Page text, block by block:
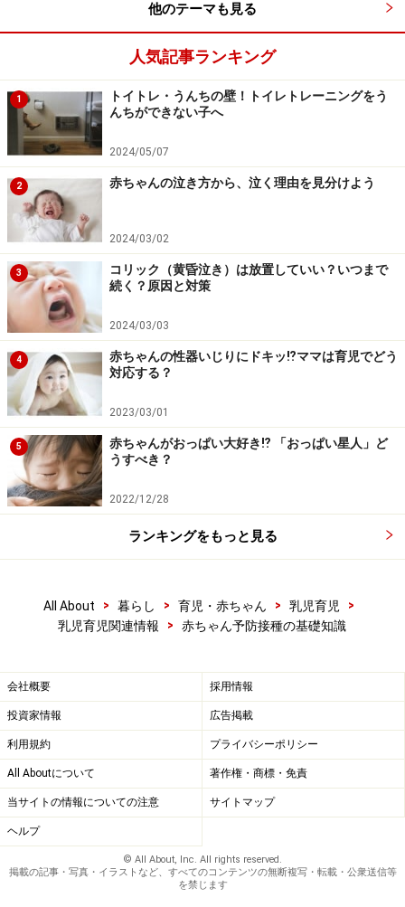
※記事内容は執筆時点のものです。最新の内容をご確認くださ
い。
※乳幼児の発育には個人差があります。記事内容は全ての乳幼児
への有効性を保証するものではありません。気になる徴候が見ら
れる場合は、自己判断せず、必ず医療機関に相談してください。
1/2 次のページへ
他のテーマも見る
人気記事ランキング
1
トイトレ・うんちの壁！トイレトレーニングをう
んちができない子へ
2024/05/07
2 赤ちゃんの泣き方から、泣く理由を見分けよう
2024/03/02
3
コリック（黄昏泣き）は放置していい？いつまで
続く？原因と対策
2024/03/03
4
赤ちゃんの性器いじりにドキッ⁉︎ママは育児でどう
対応する？
2023/03/01
5
赤ちゃんがおっぱい大好き⁉︎ 「おっぱい星人」ど
うすべき？
2022/12/28
ランキングをもっと見る
All About > 暮らし > 育児・赤ちゃん > 乳児育児
>
乳児育児関連情報
> 赤ちゃん予防接種の基礎知識
会社概要 採用情報
投資家情報 広告掲載
利用規約 プライバシーポリシー
All Aboutについて 著作権・商標・免責
当サイトの情報についての注意 サイトマップ
ヘルプ
© All About, Inc. All rights reserved.
掲載の記事・写真・イラストなど、すべてのコンテンツの無断複写・転載・公衆送信等
を禁じます